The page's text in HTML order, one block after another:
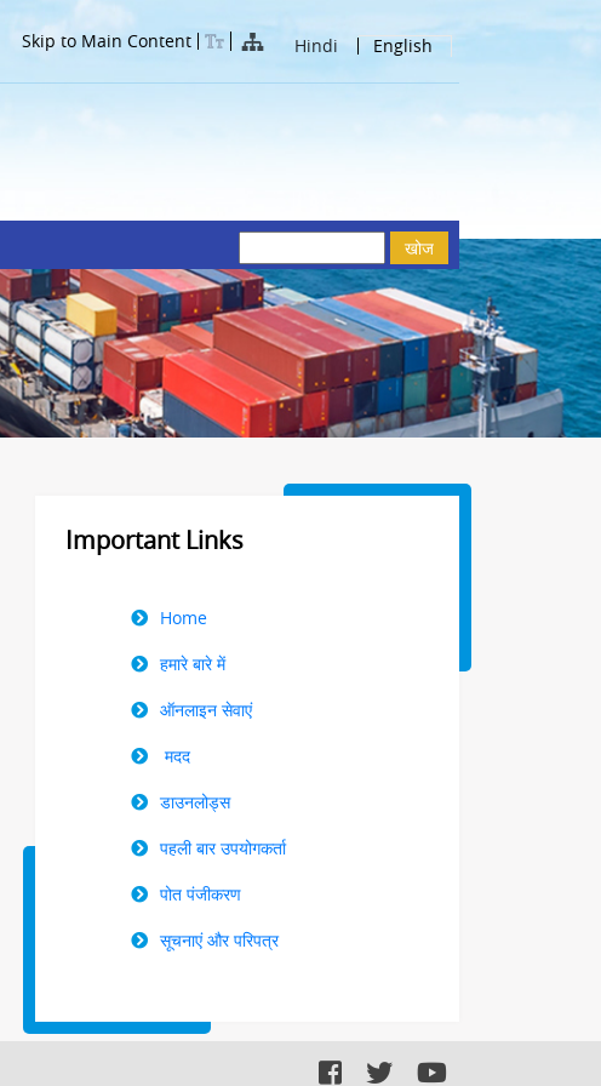
Skip to Main Content Hindi English
Important Links
Right
Menu
Home
हमारे बारे में
ऑनलाइन सेवाएं
मदद
डाउनलोड्स
पहली बार उपयोगकर्ता
पोत पंजीकरण
सूचनाएं और परिपत्र